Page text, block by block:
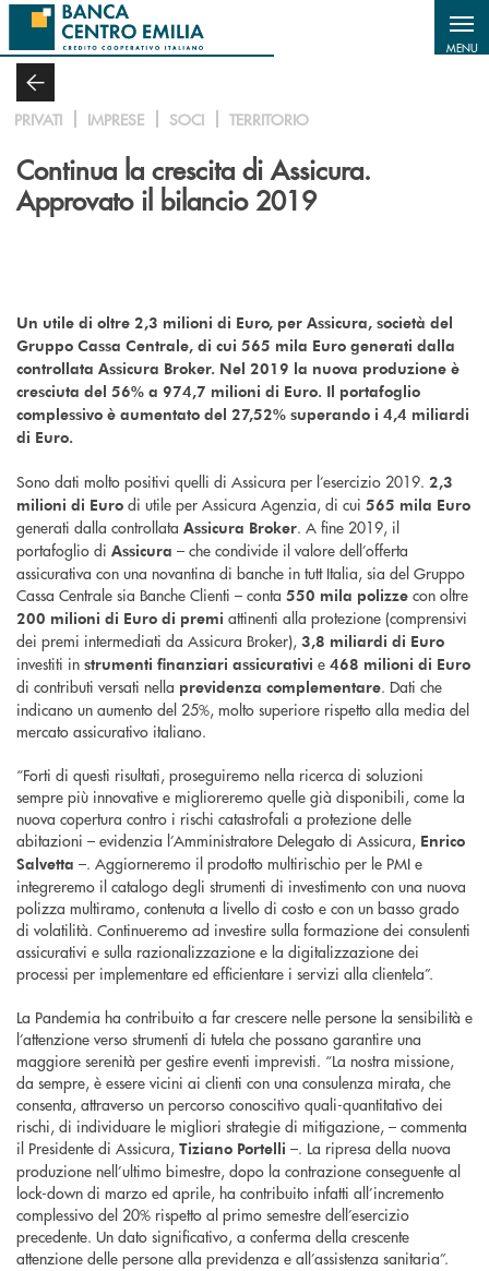
Salta al contenuto principale
MENU
PRIVATI IMPRESE SOCI TERRITORIO
Continua la crescita di Assicura.
Approvato il bilancio 2019
Un utile di oltre 2,3 milioni di Euro, per Assicura, società del
Gruppo Cassa Centrale, di cui 565 mila Euro generati dalla
controllata Assicura Broker. Nel 2019 la nuova produzione è
cresciuta del 56% a 974,7 milioni di Euro. Il portafoglio
complessivo è aumentato del 27,52% superando i 4,4 miliardi
di Euro.
Sono dati molto positivi quelli di Assicura per l’esercizio 2019. 2,3
milioni di Euro di utile per Assicura Agenzia, di cui 565 mila Euro
generati dalla controllata Assicura Broker. A fine 2019, il
portafoglio di Assicura – che condivide il valore dell’offerta
assicurativa con una novantina di banche in tutt Italia, sia del Gruppo
Cassa Centrale sia Banche Clienti – conta 550 mila polizze con oltre
200 milioni di Euro di premi attinenti alla protezione (comprensivi
dei premi intermediati da Assicura Broker), 3,8 miliardi di Euro
investiti in strumenti finanziari assicurativi e 468 milioni di Euro
di contributi versati nella previdenza complementare. Dati che
indicano un aumento del 25%, molto superiore rispetto alla media del
mercato assicurativo italiano.
“Forti di questi risultati, proseguiremo nella ricerca di soluzioni
sempre più innovative e miglioreremo quelle già disponibili, come la
nuova copertura contro i rischi catastrofali a protezione delle
abitazioni – evidenzia l’Amministratore Delegato di Assicura, Enrico
Salvetta –. Aggiorneremo il prodotto multirischio per le PMI e
integreremo il catalogo degli strumenti di investimento con una nuova
polizza multiramo, contenuta a livello di costo e con un basso grado
di volatilità. Continueremo ad investire sulla formazione dei consulenti
assicurativi e sulla razionalizzazione e la digitalizzazione dei
processi per implementare ed efficientare i servizi alla clientela”.
La Pandemia ha contribuito a far crescere nelle persone la sensibilità e
l’attenzione verso strumenti di tutela che possano garantire una
maggiore serenità per gestire eventi imprevisti. “La nostra missione,
da sempre, è essere vicini ai clienti con una consulenza mirata, che
consenta, attraverso un percorso conoscitivo quali-quantitativo dei
rischi, di individuare le migliori strategie di mitigazione, – commenta
il Presidente di Assicura, Tiziano Portelli –. La ripresa della nuova
produzione nell’ultimo bimestre, dopo la contrazione conseguente al
lock-down di marzo ed aprile, ha contribuito infatti all’incremento
complessivo del 20% rispetto al primo semestre dell’esercizio
precedente. Un dato significativo, a conferma della crescente
attenzione delle persone alla previdenza e all’assistenza sanitaria”.